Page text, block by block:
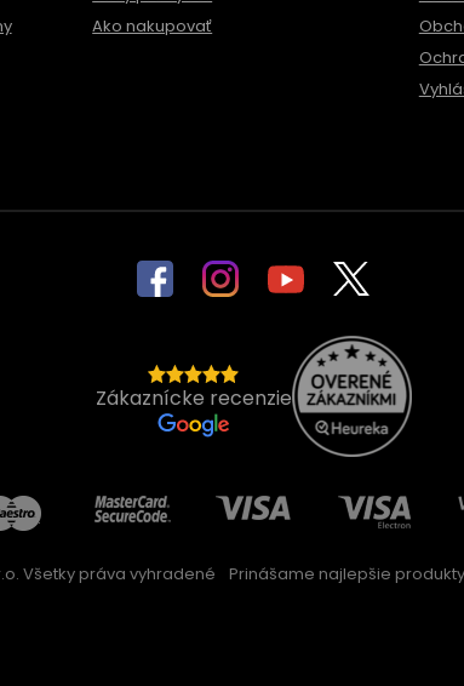
Ako nakupovať
Zákaznícke recenzie
Všetky práva vyhradené Prinášame najlepšie